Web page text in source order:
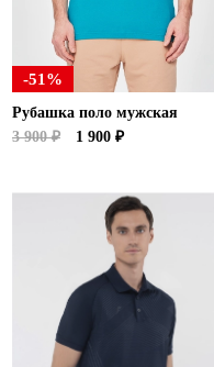
-51%
Рубашка поло мужская
3 900 ₽
1 900 ₽